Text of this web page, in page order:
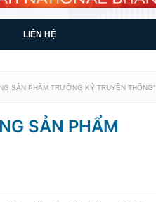
LIÊN HỆ
SẢN PHẨM TRƯỜNG KỶ TRUYỀN THỐNG”
SẢN PHẨM